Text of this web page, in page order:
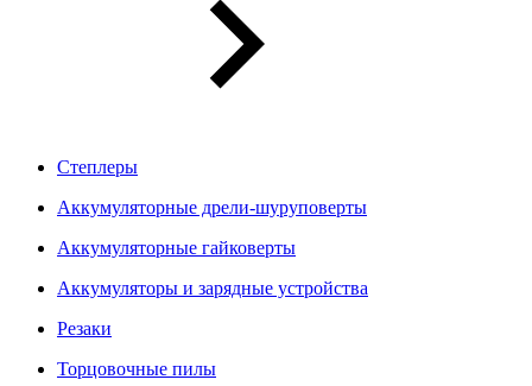
Степлеры
Аккумуляторные дрели-шуруповерты
Аккумуляторные гайковерты
Аккумуляторы и зарядные устройства
Резаки
Торцовочные пилы